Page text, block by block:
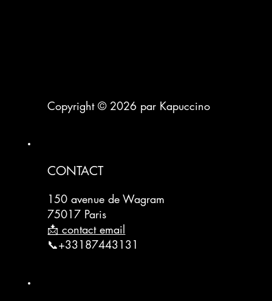
Copyright © 2026 par Kapuccino
CONTACT
150 avenue de Wagram
75017 Paris
📩 contact email
📞+33187443131